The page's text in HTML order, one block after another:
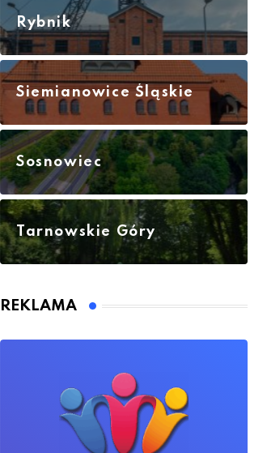
Rybnik
Siemianowice Śląskie
Sosnowiec
Tarnowskie Góry
REKLAMA